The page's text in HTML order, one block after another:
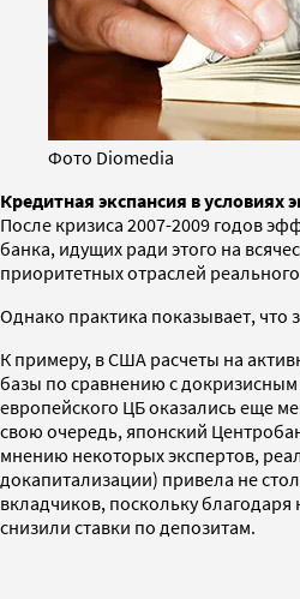
Фото Diomedia
Кредитная экспансия в
После кризиса 2007-2009 годов
банка, идущих ради этого на
приоритетных отраслей
Однако практика показывает, что
К примеру, в США расчеты на
базы по сравнению с
европейского ЦБ оказались еще
свою очередь, японский
мнению некоторых экспертов,
докапитализации) привела не
вкладчиков, поскольку
снизили ставки по депозитам.